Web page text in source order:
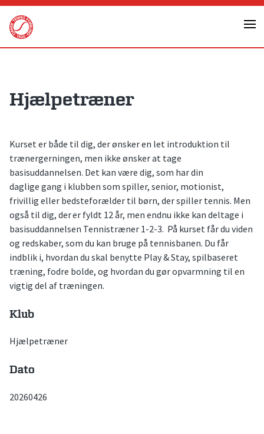
Skip
content
Hjælpetræner
Kurset er både til dig, der ønsker en let introduktion til
trænergerningen, men ikke ønsker at tage
basisuddannelsen. Det kan være dig, som har din
daglige gang i klubben som spiller, senior, motionist,
frivillig eller bedsteforælder til børn, der spiller tennis. Men
også til dig, der er fyldt 12 år, men endnu ikke kan deltage i
basisuddannelsen Tennistræner 1-2-3. På kurset får du viden
og redskaber, som du kan bruge på tennisbanen. Du får
indblik i, hvordan du skal benytte Play & Stay, spilbaseret
træning, fodre bolde, og hvordan du gør opvarmning til en
vigtig del af træningen.
Klub
Hjælpetræner
Dato
20260426